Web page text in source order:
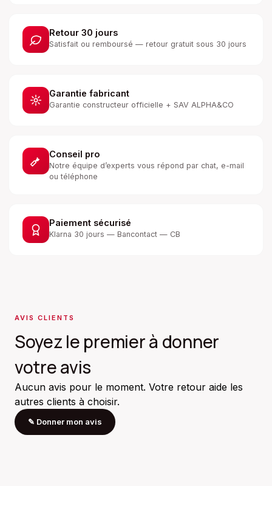
Retour 30 jours
Satisfait ou remboursé — retour gratuit sous 30 jours
Garantie fabricant
Garantie constructeur officielle + SAV ALPHA&CO
Conseil pro
Notre équipe d’experts vous répond par chat, e-mail
ou téléphone
Paiement sécurisé
Klarna 30 jours — Bancontact — CB
AVIS CLIENTS
Soyez le premier à donner
votre avis
Aucun avis pour le moment. Votre retour aide les
autres clients à choisir.
✎ Donner mon avis